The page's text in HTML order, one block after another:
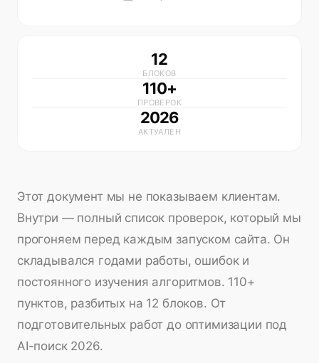
Этот документ мы не показываем клиентам.
Внутри — полный список проверок, который мы
прогоняем перед каждым запуском сайта. Он
складывался годами работы, ошибок и
постоянного изучения алгоритмов. 110+
пунктов, разбитых на 12 блоков. От
подготовительных работ до оптимизации под
AI-поиск 2026.
12
БЛОКОВ
110+
ПРОВЕРОК
2026
АКТУАЛЕН